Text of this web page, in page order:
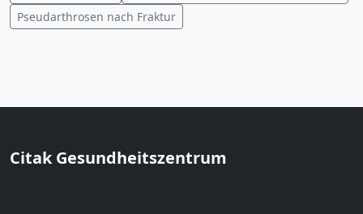
Pseudarthrosen nach Fraktur
Citak Gesundheitszentrum